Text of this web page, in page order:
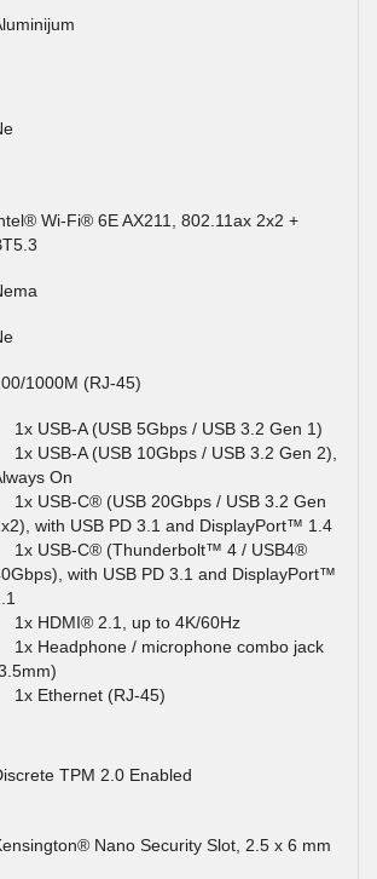
Wi-Fi® 6E AX211, 802.11ax 2x2 +
1000M (RJ-45)
1x USB-A (USB 5Gbps / USB 3.2 Gen 1)
1x USB-A (USB 10Gbps / USB 3.2 Gen 2),
On
1x USB-C® (USB 20Gbps / USB 3.2 Gen
with USB PD 3.1 and DisplayPort™ 1.4
1x USB-C® (Thunderbolt™ 4 / USB4®
with USB PD 3.1 and DisplayPort™
1x HDMI® 2.1, up to 4K/60Hz
1x Headphone / microphone combo jack
1x Ethernet (RJ-45)
TPM 2.0 Enabled
Nano Security Slot, 2.5 x 6 mm